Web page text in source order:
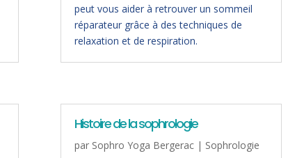
peut vous aider à retrouver un sommeil
réparateur grâce à des techniques de
relaxation et de respiration.
Histoire de la sophrologie
par Sophro Yoga Bergerac| Sophrologie